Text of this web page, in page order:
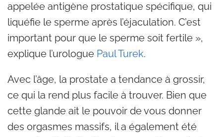
appelée antigène prostatique spécifique, qui
liquéfie le sperme après l’éjaculation. C’est
important pour que le sperme soit fertile »,
explique l’urologue Paul Turek.
Avec l’âge, la prostate a tendance à grossir,
ce qui la rend plus facile à trouver. Bien que
cette glande ait le pouvoir de vous donner
des orgasmes massifs, il a également été